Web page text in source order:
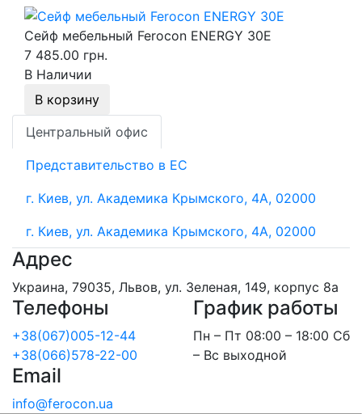
Сейф мебельный Ferocon ENERGY 30Е
7 485.00 грн.
В Наличии
В корзину
Центральный офис
Представительство в ЕС
г. Киев, ул. Академика Крымского, 4А, 02000
г. Киев, ул. Академика Крымского, 4А, 02000
Адрес
Украина, 79035, Львов, ул. Зеленая, 149, корпус 8а
Телефоны
+38(067)005-12-44
+38(066)578-22-00
График работы
Пн – Пт 08:00 – 18:00 Сб
– Вс выходной
Email
info@ferocon.ua